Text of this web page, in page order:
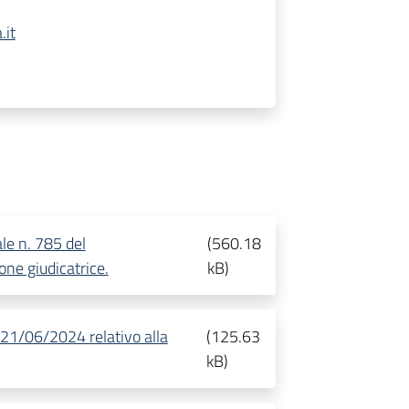
n. 785 del
giudicatrice.
(560.18
kB)
06/2024 relativo alla (125.63
kB)